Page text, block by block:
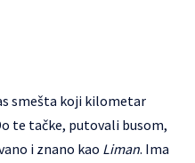
smešta koji kilometar
te tačke, putovali busom,
i znano kao Liman. Ima